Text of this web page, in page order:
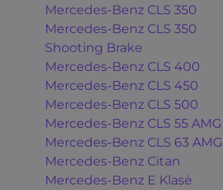
Mercedes-Benz CLS 350
Mercedes-Benz CLS 350
Shooting Brake
Mercedes-Benz CLS 400
Mercedes-Benz CLS 450
Mercedes-Benz CLS 500
Mercedes-Benz CLS 55 AMG
Mercedes-Benz CLS 63 AMG
Mercedes-Benz Citan
Mercedes-Benz E Klasė